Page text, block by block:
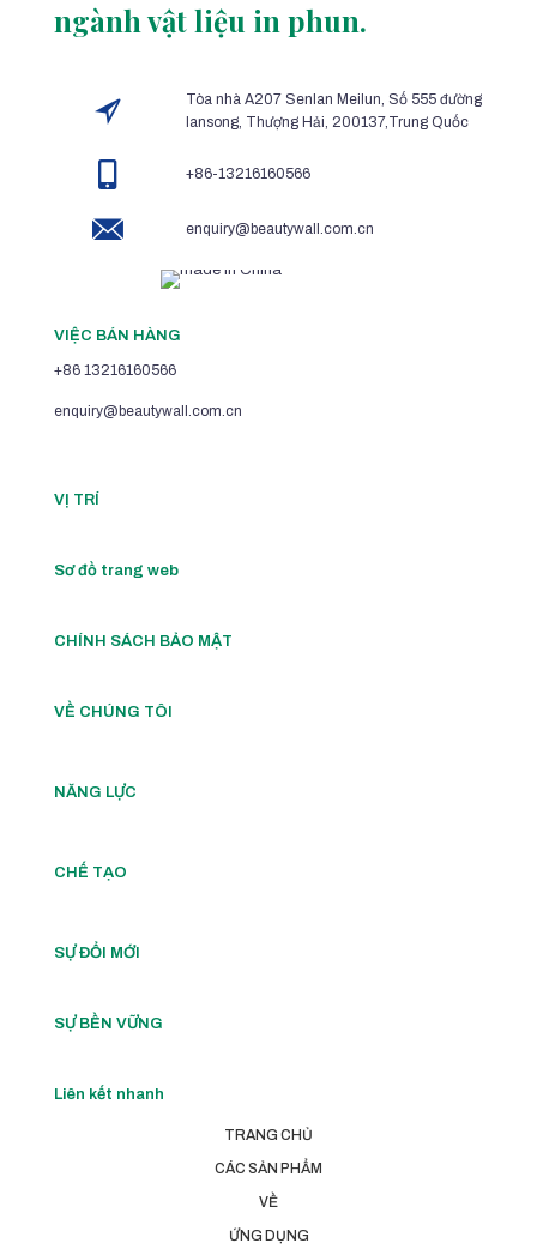
ngành vật liệu in phun.
Tòa nhà A207 Senlan Meilun, Số 555 đường
lansong, Thượng Hải, 200137,Trung Quốc
+86-13216160566
enquiry@beautywall.com.cn
VIỆC BÁN HÀNG
+86 13216160566
enquiry@beautywall.com.cn
VỊ TRÍ
Sơ đồ trang web
CHÍNH SÁCH BẢO MẬT
VỀ CHÚNG TÔI
NĂNG LỰC
CHẾ TẠO
SỰ ĐỔI MỚI
SỰ BỀN VỮNG
Liên kết nhanh
TRANG CHỦ
CÁC SẢN PHẨM
VỀ
ỨNG DỤNG